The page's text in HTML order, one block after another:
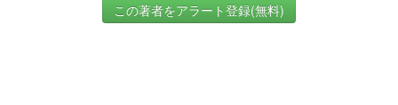
この著者をアラート登録(無料)